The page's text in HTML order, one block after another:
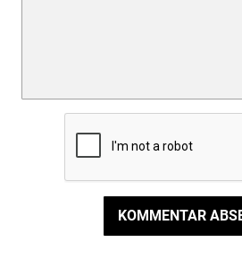
KOMMENTAR